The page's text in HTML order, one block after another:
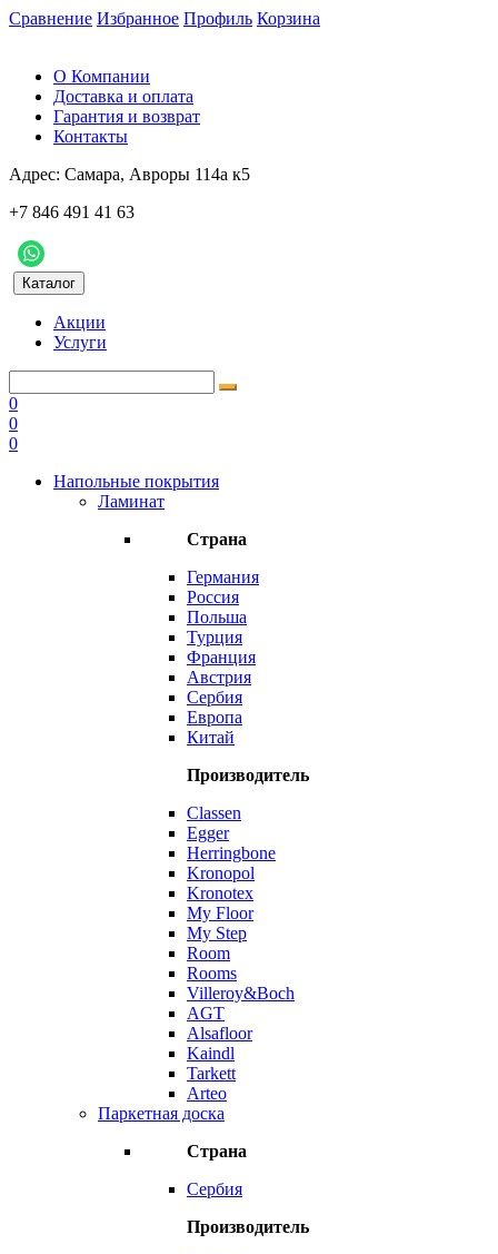
Сравнение Избранное Профиль Корзина
О Компании
Доставка и оплата
Гарантия и возврат
Контакты
Адрес: Самара, Авроры 114а к5
+7 846 491 41 63
Каталог
Акции
Услуги
0
0
0
Напольные покрытия
Ламинат
Страна
Германия
Россия
Польша
Турция
Франция
Австрия
Сербия
Европа
Китай
Производитель
Classen
Egger
Herringbone
Kronopol
Kronotex
My Floor
My Step
Room
Rooms
Villeroy&Boch
AGT
Alsafloor
Kaindl
Tarkett
Arteo
Паркетная доска
Страна
Сербия
Производитель